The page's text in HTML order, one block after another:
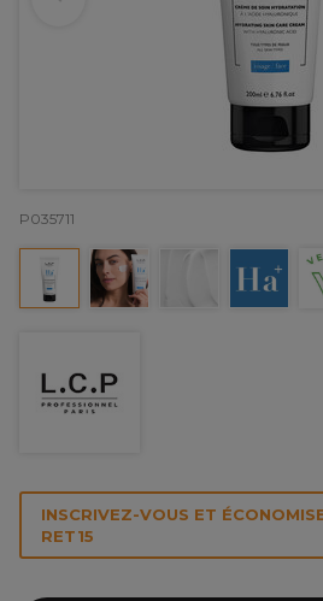
P035711
INSCRIVEZ-VOUS ET
RET15